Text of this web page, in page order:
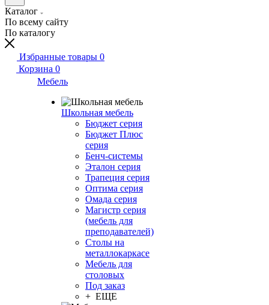
Каталог
По всему сайту
По каталогу
Избранные товары 0
Корзина 0
Мебель
Школьная мебель
Бюджет серия
Бюджет Плюс
серия
Бенч-системы
Эталон серия
Трапеция серия
Оптима серия
Омада серия
Магистр серия
(мебель для
преподавателей)
Столы на
металлокаркасе
Мебель для
столовых
Под заказ
+ ЕЩЕ